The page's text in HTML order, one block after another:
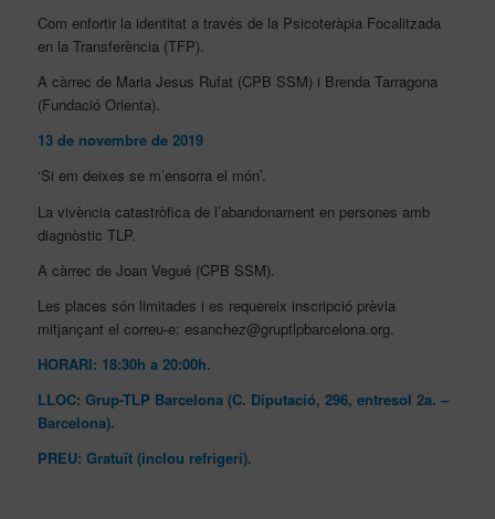
Com enfortir la identitat a través de la Psicoteràpia Focalitzada
en la Transferència (TFP).
A càrrec de Maria Jesus Rufat (CPB SSM) i Brenda Tarragona
(Fundació Orienta).
13 de novembre de 2019
‘Si em deixes se m’ensorra el món’.
La vivència catastròfica de l’abandonament en persones amb
diagnòstic TLP.
A càrrec de Joan Vegué (CPB SSM).
Les places són limitades i es requereix inscripció prèvia
mitjançant el correu-e: esanchez@gruptlpbarcelona.org.
HORARI: 18:30h a 20:00h.
LLOC: Grup-TLP Barcelona (C. Diputació, 296, entresol 2a. –
Barcelona).
PREU: Gratuït (inclou refrigeri).